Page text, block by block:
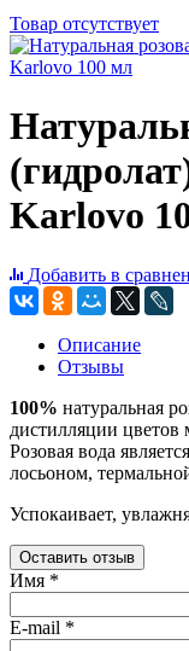
Товар отсутствует
Karlovo
Добавить в
Описание
Отзывы
100% натуральная
дистилляции цветов
Розовая вода
лосьоном,
Успокаивает,
Оставить отзыв
Имя *
E-mail *